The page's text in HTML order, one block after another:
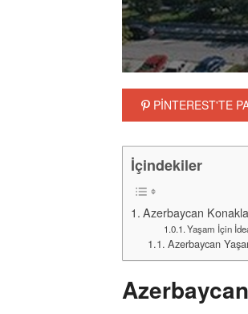
PİNTEREST'TE
İçindekiler
Azerbaycan
Yaşam İçin
Azerbaycan